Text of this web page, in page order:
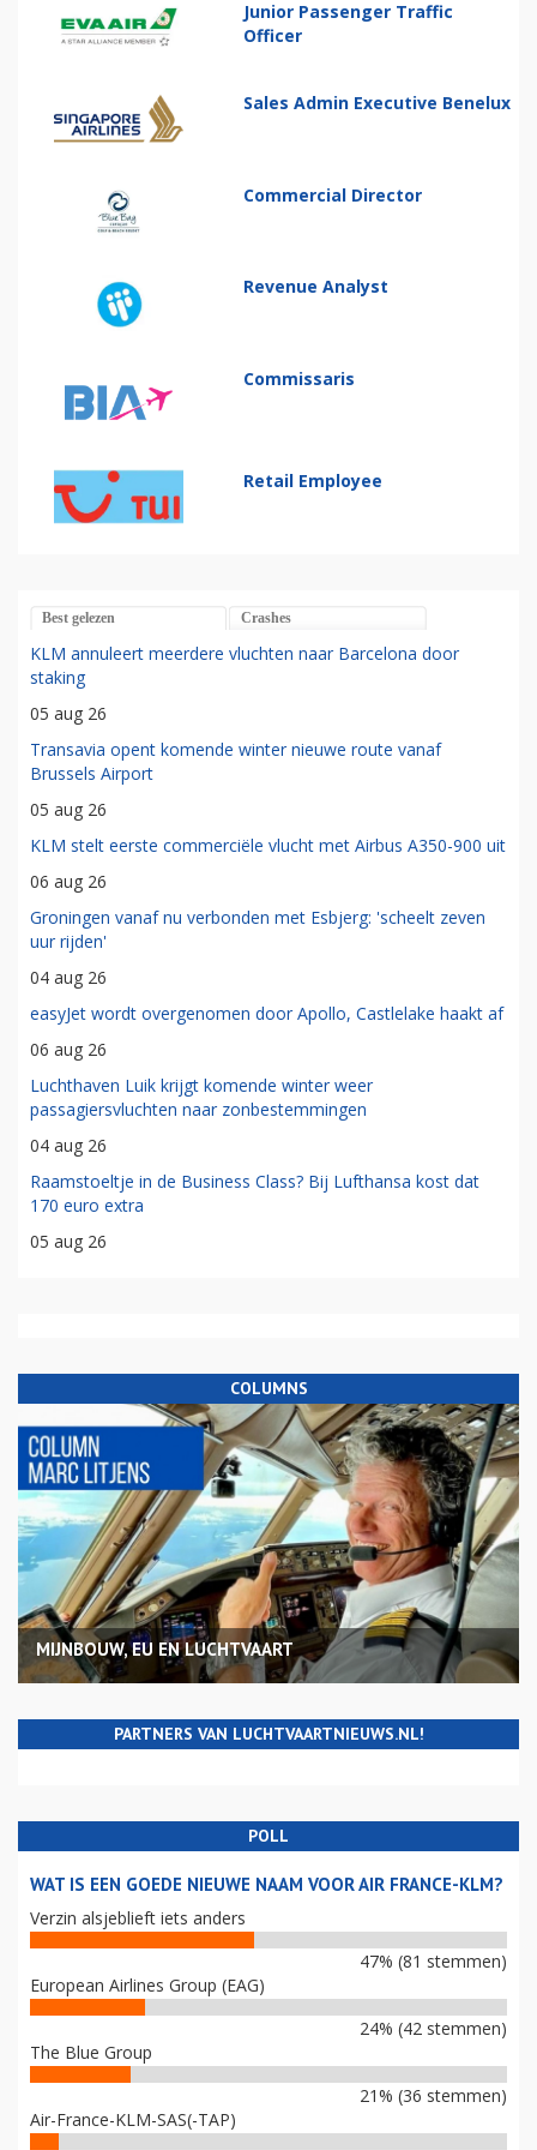
Junior Passenger Traffic
Officer
Sales Admin Executive Benelux
Commercial Director
Revenue Analyst
Commissaris
Retail Employee
Best gelezen Crashes
KLM annuleert meerdere vluchten naar Barcelona door
staking
05 aug 26
Transavia opent komende winter nieuwe route vanaf
Brussels Airport
05 aug 26
KLM stelt eerste commerciële vlucht met Airbus A350-900 uit
06 aug 26
Groningen vanaf nu verbonden met Esbjerg: 'scheelt zeven
uur rijden'
04 aug 26
easyJet wordt overgenomen door Apollo, Castlelake haakt af
06 aug 26
Luchthaven Luik krijgt komende winter weer
passagiersvluchten naar zonbestemmingen
04 aug 26
Raamstoeltje in de Business Class? Bij Lufthansa kost dat
170 euro extra
05 aug 26
COLUMNS
MIJNBOUW, EU EN LUCHTVAART
PARTNERS VAN LUCHTVAARTNIEUWS.NL!
POLL
WAT IS EEN GOEDE NIEUWE NAAM VOOR AIR FRANCE-KLM?
Verzin alsjeblieft iets anders
47% (81 stemmen)
European Airlines Group (EAG)
24% (42 stemmen)
The Blue Group
21% (36 stemmen)
Air-France-KLM-SAS(-TAP)